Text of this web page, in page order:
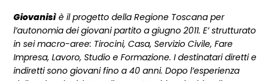
Giovanisìè il progetto della Regione Toscana per
l’autonomia dei giovani partito a giugno 2011. E’ strutturato
in sei macro-aree: Tirocini, Casa, Servizio Civile, Fare
Impresa, Lavoro, Studio e Formazione. I destinatari diretti e
indiretti sono giovani fino a 40 anni. Dopo l’esperienza